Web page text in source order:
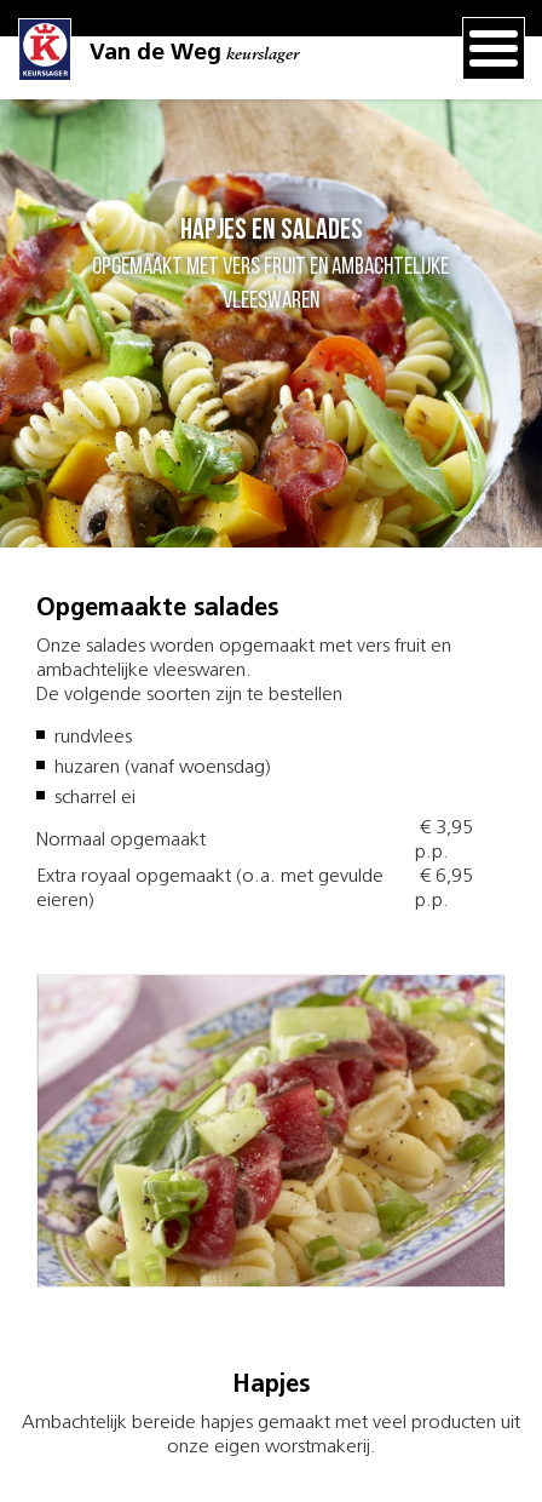
Van de Weg keurslager
Hapjes en salades
opgemaakt met vers fruit en ambachtelijke
vleeswaren
Opgemaakte salades
Onze salades worden opgemaakt met vers fruit en
ambachtelijke vleeswaren.
De volgende soorten zijn te bestellen
rundvlees
huzaren (vanaf woensdag)
scharrel ei
Normaal opgemaakt
€ 3,95
p.p.
Extra royaal opgemaakt (o.a. met gevulde
eieren)
€ 6,95
p.p.
Hapjes
Ambachtelijk bereide hapjes gemaakt met veel producten uit
onze eigen worstmakerij.